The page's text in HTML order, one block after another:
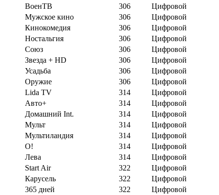
ВоенТВ
306
Цифровой
Мужское кино
306
Цифровой
Кинокомедия
306
Цифровой
Ностальгия
306
Цифровой
Союз
306
Цифровой
Звезда + HD
306
Цифровой
Усадьба
306
Цифровой
Оружие
306
Цифровой
Lida TV
314
Цифровой
Авто+
314
Цифровой
Домашний Int.
314
Цифровой
Мульт
314
Цифровой
Мультиландия
314
Цифровой
О!
314
Цифровой
Лева
314
Цифровой
Start Air
322
Цифровой
Карусель
322
Цифровой
365 дней
322
Цифровой